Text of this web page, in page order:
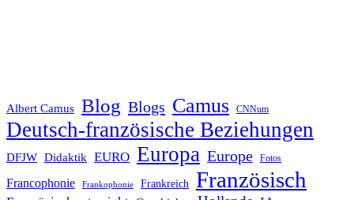
Albert Camus Blog Blogs Camus CNNum
Deutsch-französische Beziehungen
DFJW Didaktik EURO Europa Europe Fotos
Francophonie Frankophonie Frankreich Französisch